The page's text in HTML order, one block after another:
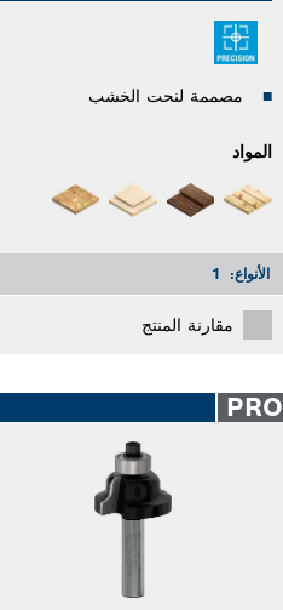
مصممة لنحت الخشب
المواد
الأنواع: 1
مقارنة المنتج
PRO